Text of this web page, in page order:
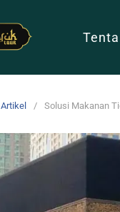
Artikel Solusi Makanan